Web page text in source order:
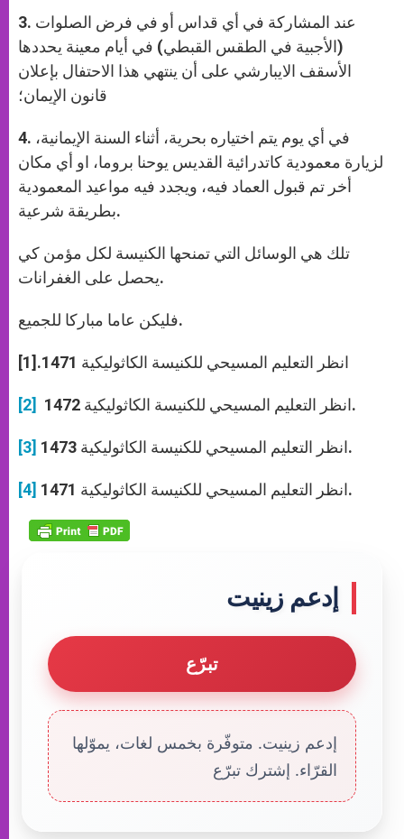
3. عند المشاركة في أي قداس أو في فرض الصلوات
(الأجبية في الطقس القبطي) في أيام معينة يحددها
الأسقف الايبارشي على أن ينتهي هذا الاحتفال بإعلان
قانون الإيمان؛
4. في أي يوم يتم اختياره بحرية، أثناء السنة الإيمانية،
لزيارة معمودية كاتدرائية القديس يوحنا بروما، او أي مكان
أخر تم قبول العماد فيه، ويجدد فيه مواعيد المعمودية
بطريقة شرعية.
تلك هي الوسائل التي تمنحها الكنيسة لكل مؤمن كي
يحصل على الغفرانات.
فليكن عاما مباركا للجميع.
انظر التعليم المسيحي للكنيسة الكاثوليكية 1471.[1]
[2] انظر التعليم المسيحي للكنيسة الكاثوليكية 1472.
[3] انظر التعليم المسيحي للكنيسة الكاثوليكية 1473.
[4] انظر التعليم المسيحي للكنيسة الكاثوليكية 1471.
إدعم زينيت
تبرّع
إدعم زينيت. متوفّرة بخمس لغات، يموّلها
القرّاء. إشترك تبرّع